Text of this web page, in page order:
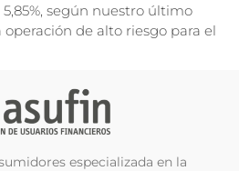
según nuestro último
de alto riesgo para el
especializada en la